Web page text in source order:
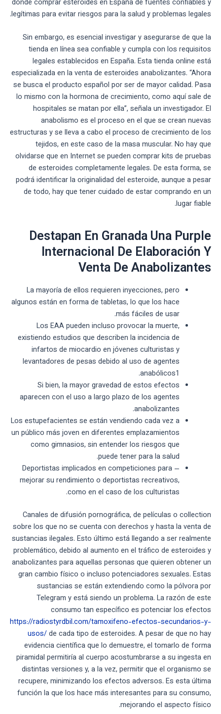
dónde comprar esteroides en España de fuentes confiables y
legítimas para evitar riesgos para la salud y problemas legales.
Sin embargo, es esencial investigar y asegurarse de que la
tienda en línea sea confiable y cumpla con los requisitos
legales establecidos en España. Esta tienda online está
especializada en la venta de esteroides anabolizantes. “Ahora
se busca el producto español por ser de mayor calidad. Pasa
lo mismo con la hormona de crecimiento, como aquí sale de
hospitales se matan por ella”, señala un investigador. El
anabolismo es el proceso en el que se crean nuevas
estructuras y se lleva a cabo el proceso de crecimiento de los
tejidos, en este caso de la masa muscular. No hay que
olvidarse que en Internet se pueden comprar kits de pruebas
de esteroides completamente legales. De esta forma, se
podrá identificar la originalidad del esteroide, aunque a pesar
de todo, hay que tener cuidado de estar comprando en un
lugar fiable.
Destapan En Granada Una Purple
Internacional De Elaboración Y
Venta De Anabolizantes
La mayoría de ellos requieren inyecciones, pero
algunos están en forma de tabletas, lo que los hace
más fáciles de usar.
Los EAA pueden incluso provocar la muerte,
existiendo estudios que describen la incidencia de
infartos de miocardio en jóvenes culturistas y
levantadores de pesas debido al uso de agentes
anabólicos1.
Si bien, la mayor gravedad de estos efectos
aparecen con el uso a largo plazo de los agentes
anabolizantes.
Los estupefacientes se están vendiendo cada vez a
un público más joven en diferentes emplazamientos
como gimnasios, sin entender los riesgos que
puede tener para la salud.
— Deportistas implicados en competiciones para
mejorar su rendimiento o deportistas recreativos,
como en el caso de los culturistas.
Canales de difusión pornográfica, de películas o collection
sobre los que no se cuenta con derechos y hasta la venta de
sustancias ilegales. Esto último está llegando a ser realmente
problemático, debido al aumento en el tráfico de esteroides y
anabolizantes para aquellas personas que quieren obtener un
gran cambio físico o incluso potenciadores sexuales. Estas
sustancias se están extendiendo como la pólvora por
Telegram y está siendo un problema. La razón de este
consumo tan específico es potenciar los efectos
https://radiostyrdbil.com/tamoxifeno-efectos-secundarios-y-
usos/de cada tipo de esteroides. A pesar de que no hay
evidencia científica que lo demuestre, el tomarlo de forma
piramidal permitiría al cuerpo acostumbrarse a su ingesta en
distintas versiones y, a la vez, permitir que el organismo se
recupere, minimizando los efectos adversos. Es esta última
función la que los hace más interesantes para su consumo,
mejorando el aspecto físico.